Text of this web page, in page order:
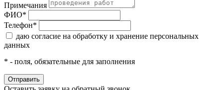
Примечания
ФИО*
Телефон*
даю согласие на обработку и хранение персональных
данных
* - поля, обязательные для заполнения